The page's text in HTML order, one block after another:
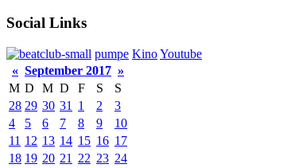
Social Links
pumpe KinoYoutube
« September 2017 »
M D M D F S
S
28 29 30 31 1 2
3
4
5 6 7 8 9
10
11 12 13 14 15 16 17
18 19 20 21 22 23 24